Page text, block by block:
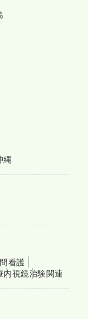
縄
看護
内視鏡治験関連